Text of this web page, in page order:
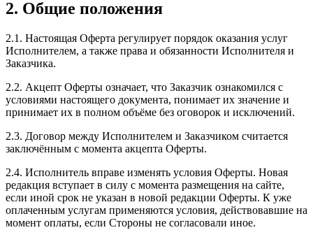
2. Общие положения
2.1. Настоящая Оферта регулирует порядок оказания услуг
Исполнителем, а также права и обязанности Исполнителя и
Заказчика.
2.2. Акцепт Оферты означает, что Заказчик ознакомился с
условиями настоящего документа, понимает их значение и
принимает их в полном объёме без оговорок и исключений.
2.3. Договор между Исполнителем и Заказчиком считается
заключённым с момента акцепта Оферты.
2.4. Исполнитель вправе изменять условия Оферты. Новая
редакция вступает в силу с момента размещения на сайте,
если иной срок не указан в новой редакции Оферты. К уже
оплаченным услугам применяются условия, действовавшие на
момент оплаты, если Стороны не согласовали иное.